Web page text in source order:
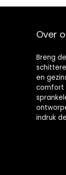
Over
Breng
en
comfort
indruk